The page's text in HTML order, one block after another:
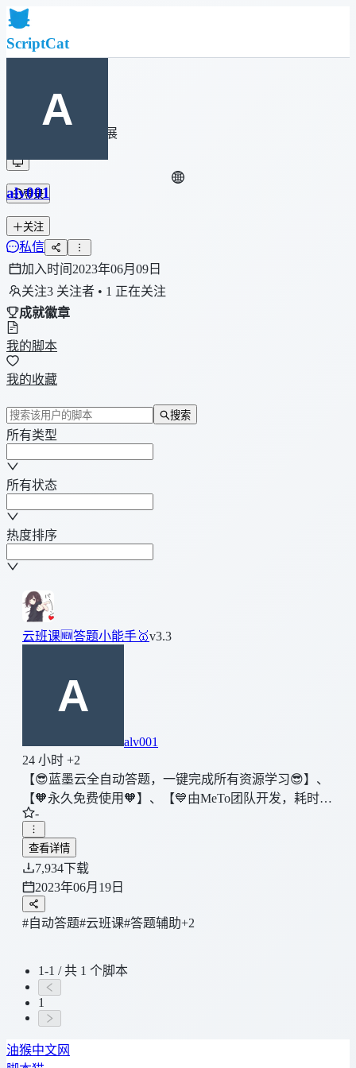
ScriptCat
社区
脚本列表
浏览器扩展
登录
alv001
关注
私信
加入时间2023年06月09日
关注3 关注者 • 1 正在关注
成就徽章
我的脚本
我的收藏
搜索
所有类型
所有状态
热度排序
云班课🆕答题小能手🥇v3.3
alv001
24 小时 +2
【😎蓝墨云全自动答题，一键完成所有资源学习😎】、
【🧡永久免费使用🧡】、【💙由MeTo团队开发，耗时一
鲲年自研发题库，已申请诸多专利💙】，【🔥抵制网络
答题考核制度⚡️，🌵学生的平时成绩不应由简单的题目
判定🌵，更不是依靠搜索引擎🔥】，【欢迎加入qq群:😄
286997695😄，共同交流进步】。【💚作者在此保证，
脚本无任何诸如（手机号，学校信息，等隐私信息收
集）💚】
-
查看详情
7,934下载
2023年06月19日
#自动答题#云班课#答题辅助+2
1-1 / 共 1 个脚本
1
油猴中文网